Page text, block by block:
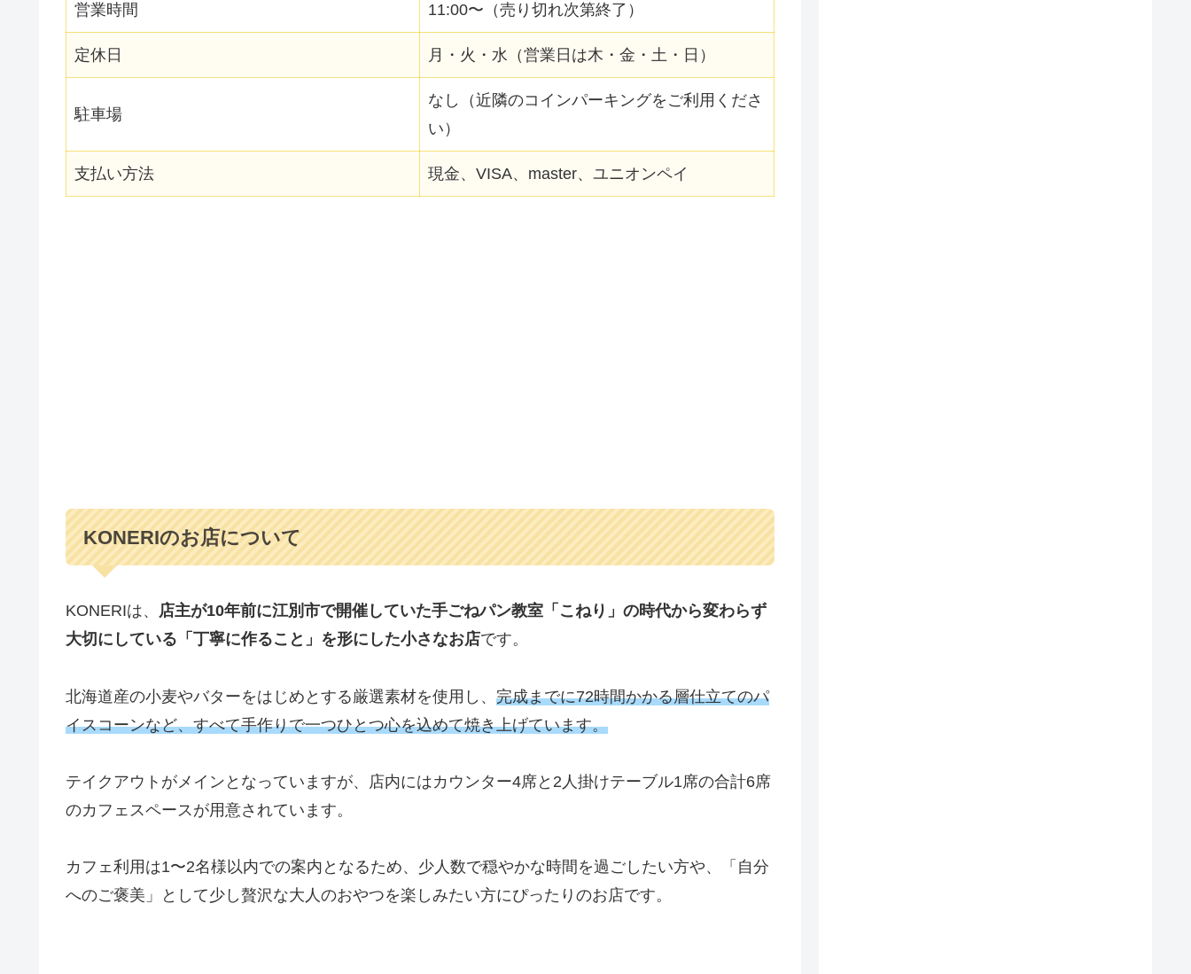
営業時間 11:00〜（売り切れ次第終了）
定休日 月・火・水（営業日は木・金・土・日）
駐車場
なし（近隣のコインパーキングをご利用くださ
い）
支払い方法 現金、VISA、master、ユニオンペイ
KONERIのお店について
KONERIは、 店主が10年前に江別市で開催していた手ごねパン教室「こねり」の時代から変わらず
大切にしている「丁寧に作ること」を形にした小さなお店です。
北海道産の小麦やバターをはじめとする厳選素材を使用し、 完成までに72時間かかる層仕立てのパ
イスコーンなど、すべて手作りで一つひとつ心を込めて焼き上げています。
テイクアウトがメインとなっていますが、店内にはカウンター4席と2人掛けテーブル1席の合計6席
のカフェスペースが用意されています。
カフェ利用は1〜2名様以内での案内となるため、少人数で穏やかな時間を過ごしたい方や、「自分
へのご褒美」として少し贅沢な大人のおやつを楽しみたい方にぴったりのお店です。